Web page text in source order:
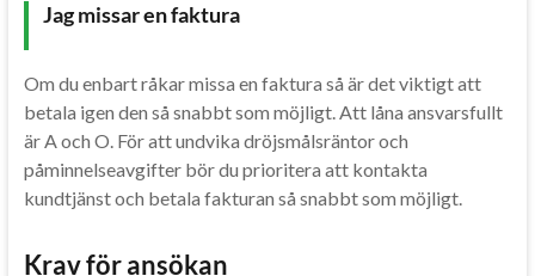
Jag missar en faktura
Om du enbart råkar missa en faktura så är det viktigt att
betala igen den så snabbt som möjligt. Att låna ansvarsfullt
är A och O. För att undvika dröjsmålsräntor och
påminnelseavgifter bör du prioritera att kontakta
kundtjänst och betala fakturan så snabbt som möjligt.
Krav för ansökan